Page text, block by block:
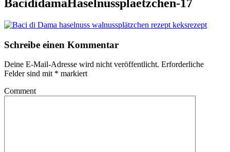
BacididamaHaselnussplaetzchen-17
Schreibe einen Kommentar
Deine E-Mail-Adresse wird nicht veröffentlicht. Erforderliche
Felder sind mit * markiert
Comment